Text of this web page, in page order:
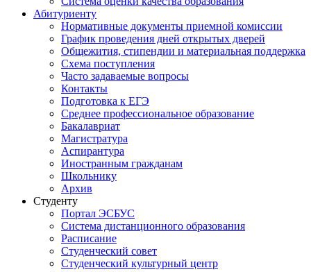
Абитуриенту
Нормативные документы приемной комиссии
График проведения дней открытых дверей
Общежития, стипендии и материальная поддержка
Схема поступления
Часто задаваемые вопросы
Контакты
Подготовка к ЕГЭ
Среднее профессиональное образование
Бакалавриат
Магистратура
Аспирантура
Иностранным гражданам
Школьнику
Архив
Студенту
Портал ЭСБУС
Система дистанционного образования
Расписание
Студенческий совет
Студенческий культурный центр